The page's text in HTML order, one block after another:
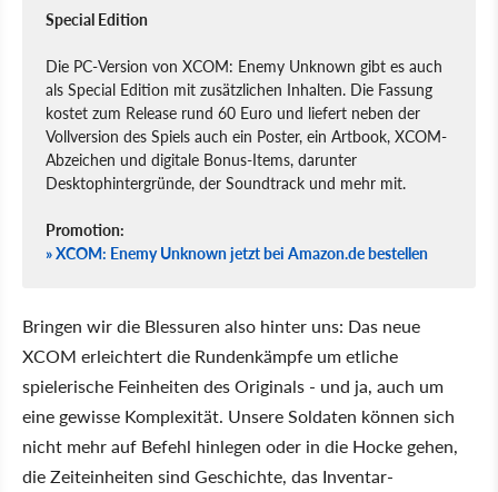
Special Edition
Die PC-Version von XCOM: Enemy Unknown gibt es auch
als Special Edition mit zusätzlichen Inhalten. Die Fassung
kostet zum Release rund 60 Euro und liefert neben der
Vollversion des Spiels auch ein Poster, ein Artbook, XCOM-
Abzeichen und digitale Bonus-Items, darunter
Desktophintergründe, der Soundtrack und mehr mit.
Promotion:
» XCOM: Enemy Unknown jetzt bei Amazon.de bestellen
Bringen wir die Blessuren also hinter uns: Das neue
XCOM erleichtert die Rundenkämpfe um etliche
spielerische Feinheiten des Originals - und ja, auch um
eine gewisse Komplexität. Unsere Soldaten können sich
nicht mehr auf Befehl hinlegen oder in die Hocke gehen,
die Zeiteinheiten sind Geschichte, das Inventar-